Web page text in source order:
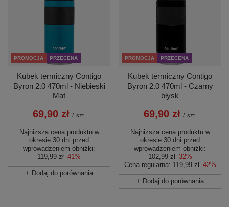
PROMOCJA PRZECENA
Kubek termiczny Contigo
Byron 2.0 470ml - Niebieski
Mat
69,90 zł / szt.
Najniższa cena produktu w
okresie 30 dni przed
wprowadzeniem obniżki:
119,99 zł -41%
+ Dodaj do porównania
PROMOCJA PRZECENA
Kubek termiczny Contigo
Byron 2.0 470ml - Czarny
błysk
69,90 zł / szt.
Najniższa cena produktu w
okresie 30 dni przed
wprowadzeniem obniżki:
102,99 zł -32%
Cena regularna:119,99 zł -42%
+ Dodaj do porównania